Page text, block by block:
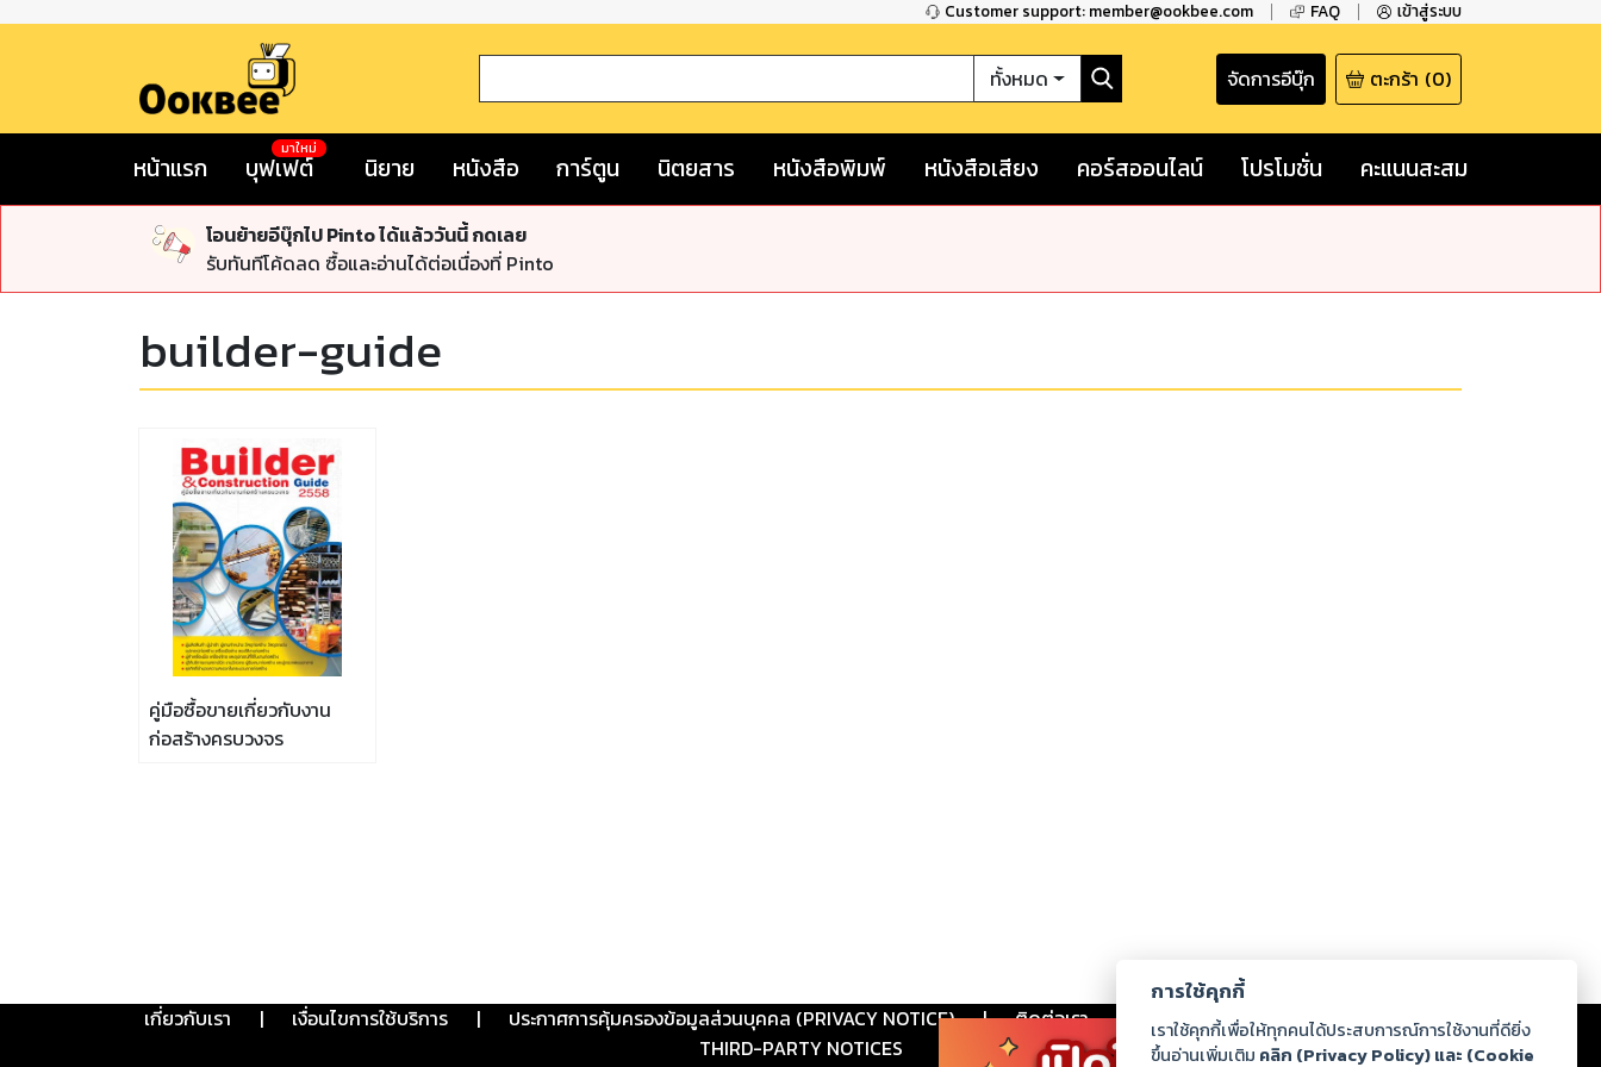
Customer support: member@ookbee.com FAQ เข้าสู่ระบบ
ทั้งหมด จัดการอีบุ๊ก ตะกร้า (0)
หน้าแรก บุฟเฟต์
มาใหม่
นิยาย หนังสือ การ์ตูน นิตยสาร หนังสือพิมพ์ หนังสือเสียง คอร์สออนไลน์ โปรโมชั่น คะแนนสะสม
โอนย้ายอีบุ๊กไป Pinto ได้แล้ววันนี้ กดเลย
รับทันทีโค้ดลด ซื้อและอ่านได้ต่อเนื่องที่ Pinto
builder-guide
คู่มือซื้อขายเกี่ยวกับงาน
ก่อสร้างครบวงจร
เกี่ยวกับเรา | เงื่อนไขการใช้บริการ | ประกาศการคุ้มครองข้อมูลส่วนบุคคล (PRIVACY NOTICE) | ติดต่อเรา ร่วมงานกับเรา ดาวน์โหลด
THIRD-PARTY NOTICES
การใช้คุกกี้
เราใช้คุกกี้เพื่อให้ทุกคนได้ประสบการณ์การใช้งานที่ดียิ่ง
ขึ้นอ่านเพิ่มเติม คลิก (Privacy Policy) และ (Cookie